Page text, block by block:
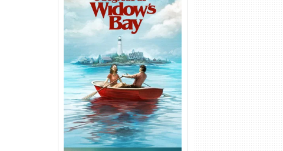
O Segredo de Widow’s Bay
1ª Temporada Torrent (2026)
WEB-DL 1080p Dual Áudio